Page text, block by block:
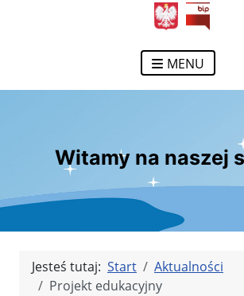
MENU
Witamy na naszej
Jesteś tutaj: Start
Aktualności
Projekt edukacyjny